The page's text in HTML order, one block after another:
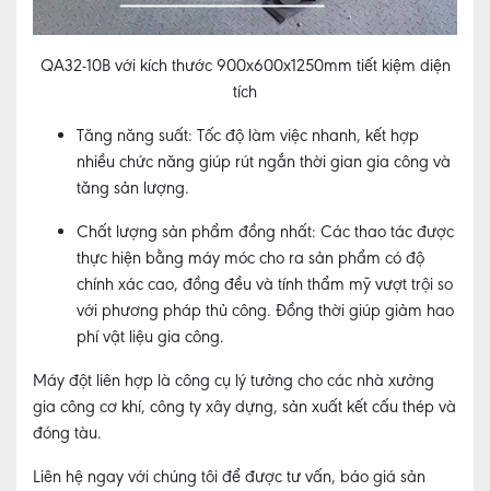
QA32-10B với kích thước 900x600x1250mm tiết kiệm diện
tích
Tăng năng suất: Tốc độ làm việc nhanh, kết hợp
nhiều chức năng giúp rút ngắn thời gian gia công và
tăng sản lượng.
Chất lượng sản phẩm đồng nhất: Các thao tác được
thực hiện bằng máy móc cho ra sản phẩm có độ
chính xác cao, đồng đều và tính thẩm mỹ vượt trội so
với phương pháp thủ công. Đồng thời giúp giảm hao
phí vật liệu gia công.
Máy đột liên hợp là công cụ lý tưởng cho các nhà xưởng
gia công cơ khí, công ty xây dựng, sản xuất kết cấu thép và
đóng tàu.
Liên hệ ngay với chúng tôi để được tư vấn, báo giá sản